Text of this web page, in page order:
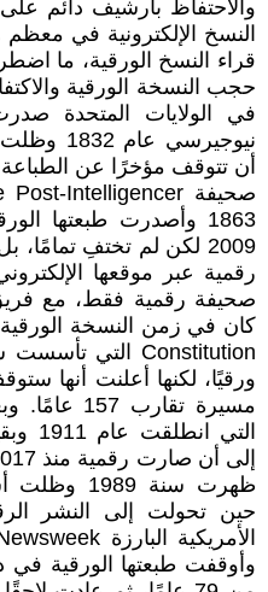
والاحتفاظ بأرشيف دائم
النسخ الإلكترونية في
قراء النسخ الورقية، ما
حجب النسخة الورقية
أن تتوقف مؤخرًا عن الطباعة
2009 لكن لم تختفِ
رقمية عبر موقعها
صحيفة رقمية فقط، مع
حين تحولت إلى النشر